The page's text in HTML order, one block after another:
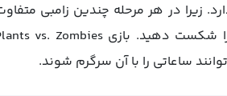
زیرا در هر مرحله چندین زامبی
ساعاتی را با آن سرگرم شوند.